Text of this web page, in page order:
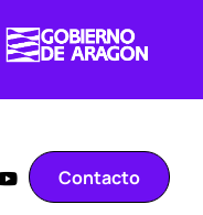
Contacto